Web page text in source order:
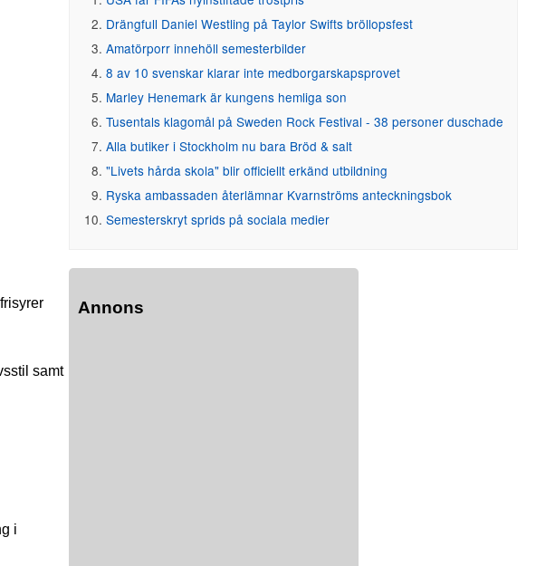
samt
i
Drängfull Daniel Westling på Taylor Swifts bröllopsfest
Amatörporr innehöll semesterbilder
8 av 10 svenskar klarar inte medborgarskapsprovet
Marley Henemark är kungens hemliga son
Tusentals klagomål på Sweden Rock Festival - 38 personer duschade
Alla butiker i Stockholm nu bara Bröd & salt
"Livets hårda skola" blir officiellt erkänd utbildning
Ryska ambassaden återlämnar Kvarnströms anteckningsbok
Semesterskryt sprids på sociala medier
Annons